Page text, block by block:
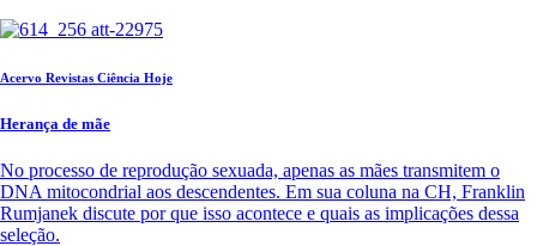
Acervo Revistas Ciência Hoje
Herança de mãe
No processo de reprodução sexuada, apenas as mães transmitem o
DNA mitocondrial aos descendentes. Em sua coluna na CH, Franklin
Rumjanek discute por que isso acontece e quais as implicações dessa
seleção.